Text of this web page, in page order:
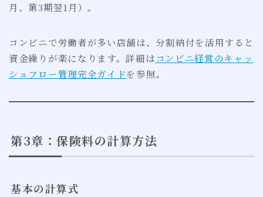
月、第3期翌1月）。
コンビニで労働者が多い店舗は、分割納付を活用すると
資金繰りが楽になります。詳細はコンビニ経営のキャッ
シュフロー管理完全ガイドを参照。
第3章：保険料の計算方法
基本の計算式